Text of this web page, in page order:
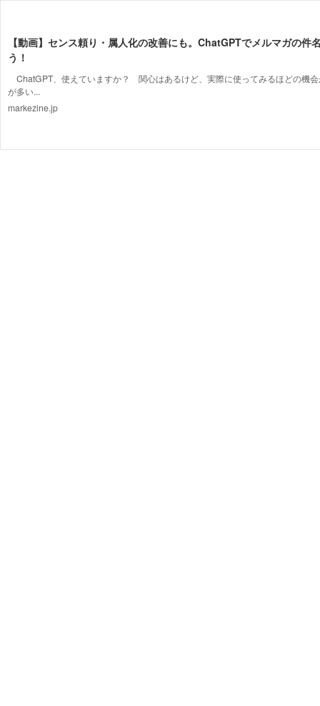
【動画】センス頼り・属人化の改善にも。ChatGPTでメルマガの件
う！
ChatGPT、使えていますか？ 関心はあるけど、実際に使ってみるほどの機
が多い...
markezine.jp